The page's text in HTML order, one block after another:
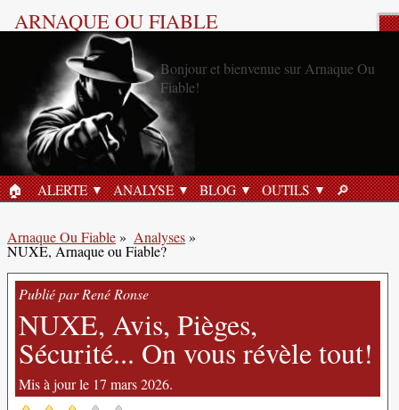
ARNAQUE OU FIABLE
ACCUEIL
🏠︎ ALERTE ANALYSE BLOG OUTILS 🔎︎
Arnaque Ou Fiable» Analyses»
NUXE, Arnaque ou Fiable?
Publié par René Ronse
NUXE, Avis, Pièges,
Sécurité... On vous révèle tout!
Mis à jour le 17 mars 2026.